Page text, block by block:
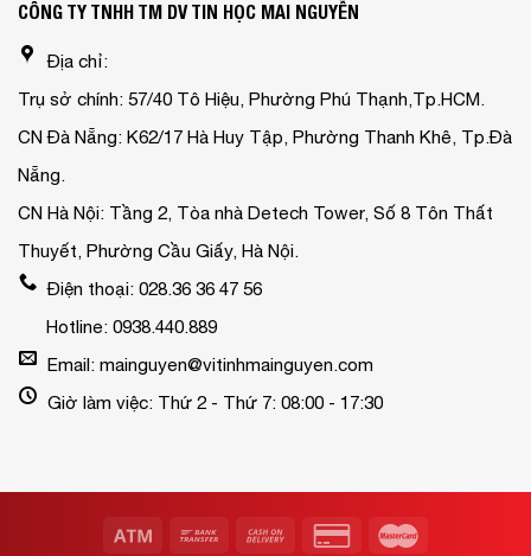
CÔNG TY TNHH TM DV TIN HỌC MAI NGUYỄN
Địa chỉ:
Trụ sở chính: 57/40 Tô Hiệu, Phường Phú Thạnh,Tp.HCM.
CN Đà Nẵng: K62/17 Hà Huy Tập, Phường Thanh Khê, Tp.Đà
Nẵng.
CN Hà Nội: Tầng 2, Tòa nhà Detech Tower, Số 8 Tôn Thất
Thuyết, Phường Cầu Giấy, Hà Nội.
Điện thoại: 028.36 36 47 56
Hotline: 0938.440.889
Email: mainguyen@vitinhmainguyen.com
Giờ làm việc: Thứ 2 - Thứ 7: 08:00 - 17:30